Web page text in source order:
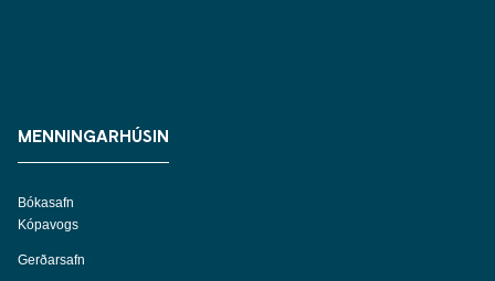
MENNINGARHÚSIN
Bókasafn
Kópavogs
Gerðarsafn